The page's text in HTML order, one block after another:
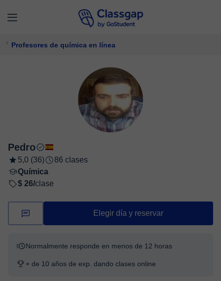
Profesores de química en línea
Pedro
5,0 (36)
86 clases
Química
$ 26/clase
Elegir día y reservar
Normalmente responde en menos de 12 horas
+ de 10 años de exp. dando clases online